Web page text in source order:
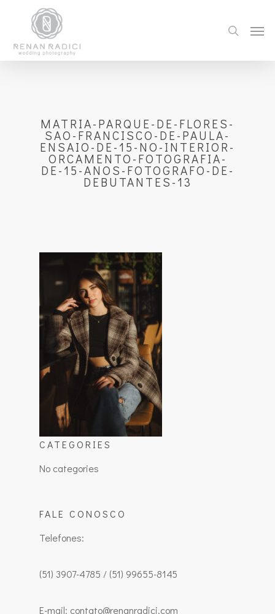
MATRIA-PARQUE-DE-FLORES-
SAO-FRANCISCO-DE-PAULA-
ENSAIO-DE-15-NO-INTERIOR-
ORCAMENTO-FOTOGRAFIA-
DE-15-ANOS-FOTOGRAFO-DE-
DEBUTANTES-13
CATEGORIES
No categories
FALE CONOSCO
Telefones:
(51) 3907-4785 / (51) 99655-8145
E-mail: contato@renanradici.com